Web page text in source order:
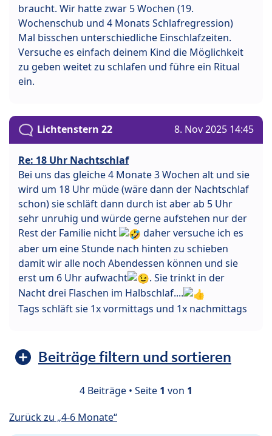
braucht. Wir hatte zwar 5 Wochen (19.
Wochenschub und 4 Monats Schlafregression)
Mal bisschen unterschiedliche Einschlafzeiten.
Versuche es einfach deinem Kind die Möglichkeit
zu geben weitet zu schlafen und führe ein Ritual
ein.
Lichtenstern 22 8. Nov 2025 14:45
Re: 18 Uhr Nachtschlaf
Bei uns das gleiche 4 Monate 3 Wochen alt und sie
wird um 18 Uhr müde (wäre dann der Nachtschlaf
schon) sie schläft dann durch ist aber ab 5 Uhr
sehr unruhig und würde gerne aufstehen nur der
Rest der Familie nicht
daher versuche ich es
aber um eine Stunde nach hinten zu schieben
damit wir alle noch Abendessen können und sie
erst um 6 Uhr aufwacht
. Sie trinkt in der
Nacht drei Flaschen im Halbschlaf....
Tags schläft sie 1x vormittags und 1x nachmittags
Beiträge filtern und sortieren
4 Beiträge • Seite 1 von 1
Zurück zu „4-6 Monate“